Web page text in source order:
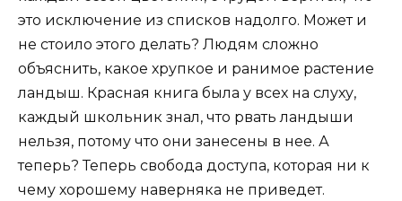
это исключение из списков надолго. Может и
не стоило этого делать? Людям сложно
объяснить, какое хрупкое и ранимое растение
ландыш. Красная книга была у всех на слуху,
каждый школьник знал, что рвать ландыши
нельзя, потому что они занесены в нее. А
теперь? Теперь свобода доступа, которая ни к
чему хорошему наверняка не приведет.